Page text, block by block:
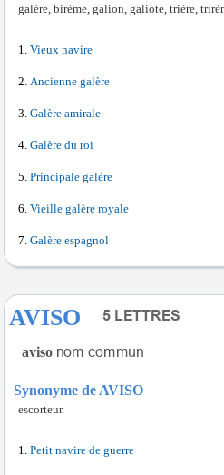
galère, birème, galion, galiote, trière,
Vieux navire
Ancienne galère
Galère amirale
Galère du roi
Principale galère
Vieille galère royale
Galère espagnol
AVISO
aviso
Synonyme de AVISO
escorteur.
Petit navire de guerre